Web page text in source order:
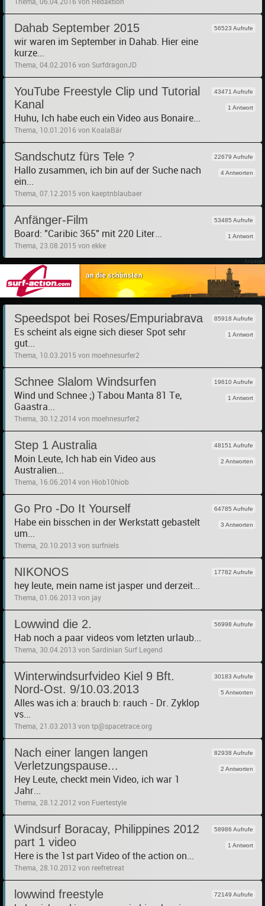
Thema, 06.04.2016 von Redaktion
Dahab September 2015
wir waren im September in Dahab. Hier eine
kurze...
Thema, 04.02.2016 von SurfdragonJD
56523 Aufrufe
YouTube Freestyle Clip und Tutorial
Kanal
Huhu, Ich habe euch ein Video aus Bonaire...
Thema, 10.01.2016 von KoalaBär
43471 Aufrufe
1 Antwort
Sandschutz fürs Tele ?
Hallo zusammen, ich bin auf der Suche nach
ein...
Thema, 07.12.2015 von kaeptnblaubaer
22679 Aufrufe
4 Antworten
Anfänger-Film
Board: "Caribic 365" mit 220 Liter...
Thema, 23.08.2015 von ekke
53485 Aufrufe
1 Antwort
Speedspot bei Roses/Empuriabrava
Es scheint als eigne sich dieser Spot sehr
gut...
Thema, 10.03.2015 von moehnesurfer2
85918 Aufrufe
1 Antwort
Schnee Slalom Windsurfen
Wind und Schnee ;) Tabou Manta 81 Te,
Gaastra...
Thema, 30.12.2014 von moehnesurfer2
19610 Aufrufe
1 Antwort
Step 1 Australia
Moin Leute, Ich hab ein Video aus
Australien...
Thema, 16.06.2014 von Hiob10hiob
48151 Aufrufe
2 Antworten
Go Pro -Do It Yourself
Habe ein bisschen in der Werkstatt gebastelt
um...
Thema, 20.10.2013 von surfniels
64785 Aufrufe
3 Antworten
NIKONOS
hey leute, mein name ist jasper und derzeit...
Thema, 01.06.2013 von jay
17782 Aufrufe
Lowwind die 2.
Hab noch a paar videos vom letzten urlaub...
Thema, 30.04.2013 von Sardinian Surf Legend
56998 Aufrufe
Winterwindsurfvideo Kiel 9 Bft.
Nord-Ost. 9/10.03.2013
Alles was ich a: brauch b: rauch - Dr. Zyklop
vs...
Thema, 21.03.2013 von tp@spacetrace.org
30183 Aufrufe
5 Antworten
Nach einer langen langen
Verletzungspause...
Hey Leute, checkt mein Video, ich war 1
Jahr...
Thema, 28.12.2012 von Fuertestyle
82938 Aufrufe
2 Antworten
Windsurf Boracay, Philippines 2012
part 1 video
Here is the 1st part Video of the action on...
Thema, 28.10.2012 von reefretreat
58986 Aufrufe
1 Antwort
lowwind freestyle 72149 Aufrufe